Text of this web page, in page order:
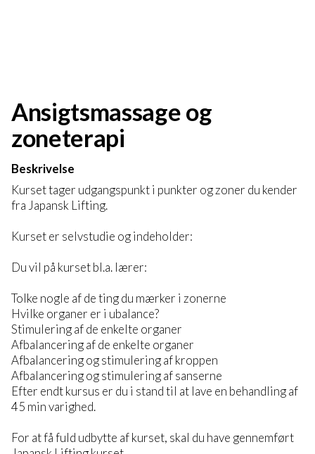
Ansigtsmassage og
zoneterapi
Beskrivelse
Kurset tager udgangspunkt i punkter og zoner du kender
fra Japansk Lifting.
Kurset er selvstudie og indeholder:
Du vil på kurset bl.a. lærer:
Tolke nogle af de ting du mærker i zonerne
Hvilke organer er i ubalance?
Stimulering af de enkelte organer
Afbalancering af de enkelte organer
Afbalancering og stimulering af kroppen
Afbalancering og stimulering af sanserne
Efter endt kursus er du i stand til at lave en behandling af
45 min varighed.
For at få fuld udbytte af kurset, skal du have gennemført